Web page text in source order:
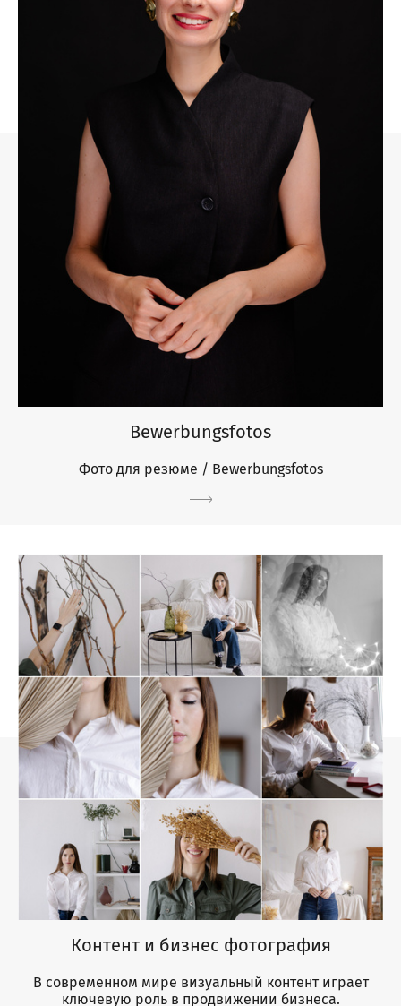
Bewerbungsfotos
Фото для резюме / Bewerbungsfotos
Контент и бизнес фотография
В современном мире визуальный контент играет
ключевую роль в продвижении бизнеса.